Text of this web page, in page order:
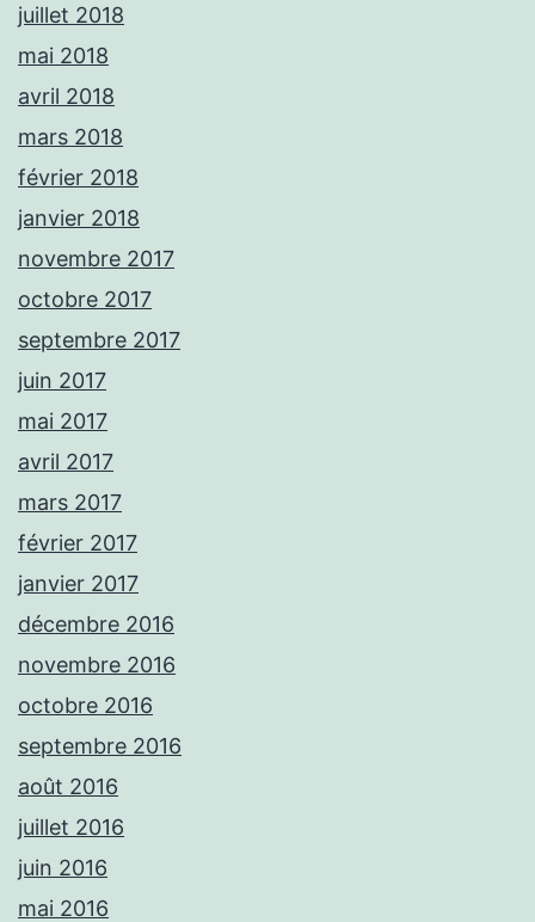
juillet 2018
mai 2018
avril 2018
mars 2018
février 2018
janvier 2018
novembre 2017
octobre 2017
septembre 2017
juin 2017
mai 2017
avril 2017
mars 2017
février 2017
janvier 2017
décembre 2016
novembre 2016
octobre 2016
septembre 2016
août 2016
juillet 2016
juin 2016
mai 2016